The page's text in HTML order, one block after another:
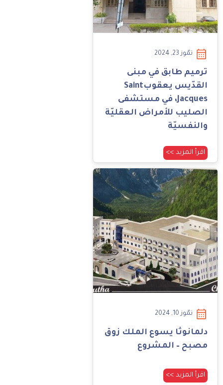
تمّوز 23, 2024
ترميم طابق في مبنى
القدّيس يعقوبSaint
Jacques، في مستشفى
الصليب للأمراض العقليّة
والنفسيّة
اقرأ المزيد >>
تمّوز 10, 2024
دلمانوثا يسوع الملك زوق
مصبح – المشروع
اقرأ المزيد >>